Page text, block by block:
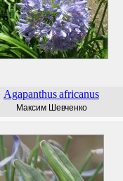
Agapanthusafricanus
Максим Шевченко